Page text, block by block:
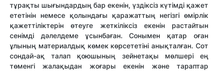
тұрақты шығындардың бар екенін, үздіксіз күтімді қажет
ететінін немесе қолындағы қаражаттың негізгі өмірлік
қажеттіліктерін өтеуге жеткіліксіз екенін растайтын
сенімді дәлелдеме ұсынбаған. Сонымен қатар оған
ұлының материалдық көмек көрсететіні анықталған. Сот
сондай-ақ талап қоюшының зейнетақы мөлшері ең
төменгі жалақыдан жоғары екенін және тараптар